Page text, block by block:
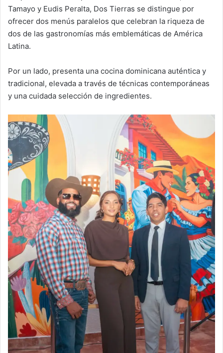
Tamayo y Eudis Peralta, Dos Tierras se distingue por
ofrecer dos menús paralelos que celebran la riqueza de
dos de las gastronomías más emblemáticas de América
Latina.
Por un lado, presenta una cocina dominicana auténtica y
tradicional, elevada a través de técnicas contemporáneas
y una cuidada selección de ingredientes.